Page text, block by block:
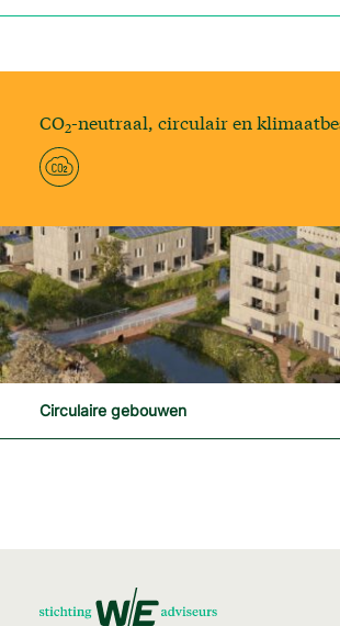
CO2-neutraal, circulair en
Circulaire gebouwen